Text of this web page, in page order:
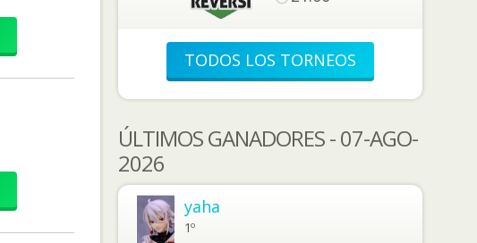
TODOS LOS TORNEOS
ÚLTIMOS GANADORES - 07-AGO-
2026
yaha
1º